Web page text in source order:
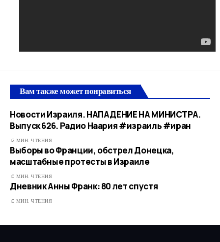
Вам также может понравиться
Новости Израиля. НАПАДЕНИЕ НА МИНИСТРА.
Выпуск 626. Радио Наария #израиль #иран
2 МИН. ЧТЕНИЯ
Выборы во Франции, обстрел Донецка,
масштабные протесты в Израиле
0 МИН. ЧТЕНИЯ
Дневник Анны Франк: 80 лет спустя
0 МИН. ЧТЕНИЯ